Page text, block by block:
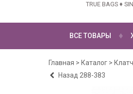
TRUE BAGS ♦
ВСЕ ТОВАРЫ
Главная > Каталог >
Назад 288-383